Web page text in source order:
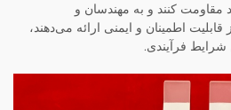
مقاومت کنند و به مهندسان و
اطمینان و ایمنی ارائه می‌دهند،
فرآیندی.